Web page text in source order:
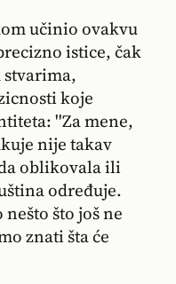
učinio ovakvu
istice, čak
koje
''Za mene,
nije takav
oblikovala ili
određuje.
što još ne
znati šta će